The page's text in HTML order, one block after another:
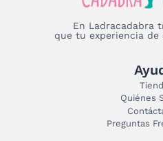
En Ladracadabra
que tu experiencia de
Quiénes
Preguntas